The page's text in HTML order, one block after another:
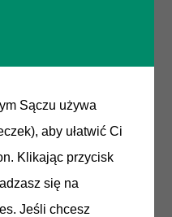
dla usługi 3D
internetowych),
urządzenia i
Sączu używa
aby ułatwić Ci
Klikając przycisk
się na
Jeśli chcesz